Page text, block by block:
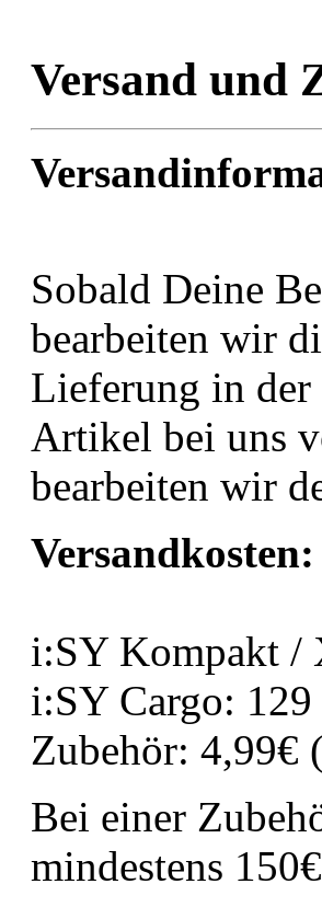
Versand und
Sobald Deine
bearbeiten wir
Lieferung in der
Artikel bei uns
bearbeiten wir
Versandkosten:
i:SY Kompakt /
i:SY Cargo: 129
Zubehör: 4,99€
Bei einer
mindestens